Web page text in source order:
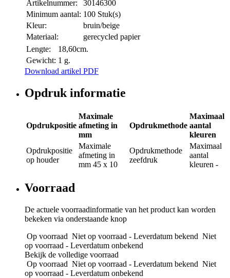
Artikelnummer:
30146300
Minimum aantal: 100 Stuk(s)
Kleur:
bruin/beige
Materiaal:
gerecycled papier
Lengte:
18,60cm.
Gewicht: 1 g.
Download artikel PDF
Opdruk informatie
Opdrukpositie
Maximale
afmeting in
mm
Opdrukmethode
Maximaal
aantal
kleuren
Opdrukpositie
op houder
Maximale
afmeting in
mm 45 x 10
Opdrukmethode
zeefdruk
Maximaal
aantal
kleuren -
Voorraad
De actuele voorraadinformatie van het product kan worden
bekeken via onderstaande knop
Op voorraad Niet op voorraad - Leverdatum bekend Niet
op voorraad - Leverdatum onbekend
Bekijk de volledige voorraad
Op voorraad Niet op voorraad - Leverdatum bekend Niet
op voorraad - Leverdatum onbekend